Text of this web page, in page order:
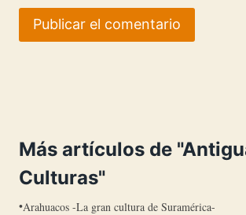
Más artículos de
Culturas"
Arahuacos -La gran cultura de Suramérica-